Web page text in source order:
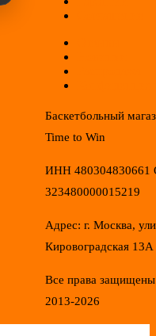
Баскетбольный
Time to Win
ИНН 480304830661
323480000015219
Адрес: г. Москва,
Кировоградская 13А
Все права
2013-2026